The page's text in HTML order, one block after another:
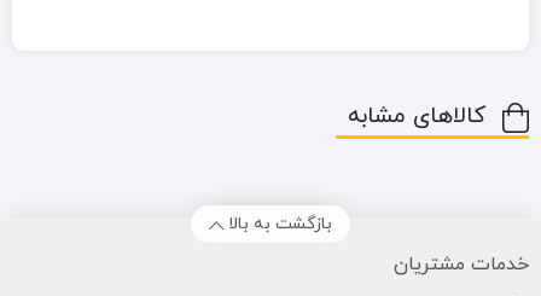
کالاهای مشابه
بازگشت به بالا
خدمات مشتریان